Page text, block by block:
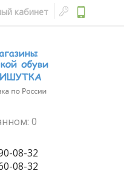
кабинет
0
08-32
08-32